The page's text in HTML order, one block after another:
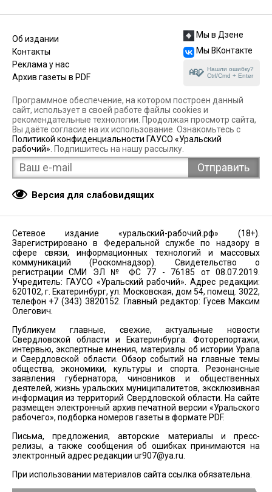
Об издании
Контакты
Реклама у нас
Архив газеты в PDF
Мы в Дзене
Мы ВКонтакте
Нашли ошибку?
Ctrl/Cmd + Enter
Программное обеспечение, на котором построен данный
сайт, использует в своей работе файлы cookies и
рекомендательные технологии. Продолжая просмотр сайта,
Вы даёте согласие на их использование. Ознакомьтесь с
Политикой конфиденциальности ГАУСО «Уральский
рабочий» . Подпишитесь на нашу рассылку.
Версия для слабовидящих
Сетевое издание «уральский-рабочий.рф» (18+).
Зарегистрировано в Федеральной службе по надзору в
сфере связи, информационных технологий и массовых
коммуникаций (Роскомнадзор). Свидетельство о
регистрации СМИ ЭЛ № ФС 77 - 76185 от 08.07.2019.
Учредитель: ГАУСО «Уральский рабочий». Адрес редакции:
620102, г. Екатеринбург, ул. Московская, дом 54, помещ. 3022,
телефон +7 (343) 3820152. Главный редактор: Гусев Максим
Олегович.
Публикуем главные, свежие, актуальные новости
Свердловской области и Екатеринбурга. Фоторепортажи,
интервью, экспертные мнения, материалы об истории Урала
и Свердловской области. Обзор событий на главные темы
общества, экономики, культуры и спорта. Резонансные
заявления губернатора, чиновников и общественных
деятелей, жизнь уральских муниципалитетов, эксклюзивная
информация из территорий Свердловской области. На сайте
размещен электронный архив печатной версии «Уральского
рабочего», подборка номеров газеты в формате PDF.
Письма, предложения, авторские материалы и пресс-
релизы, а также сообщения об ошибках принимаются на
электронный адрес редакции ur907@ya.ru
При использовании материалов сайта ссылка обязательна.